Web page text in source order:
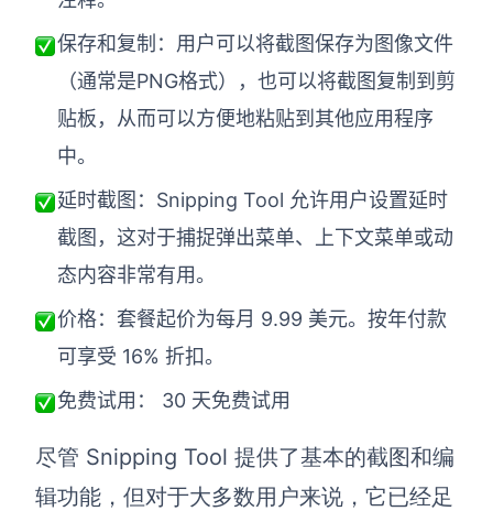
保存和复制：用户可以将截图保存为图像文件
（通常是PNG格式），也可以将截图复制到剪
贴板，从而可以方便地粘贴到其他应用程序
中。
延时截图：Snipping Tool 允许用户设置延时
截图，这对于捕捉弹出菜单、上下文菜单或动
态内容非常有用。
价格：套餐起价为每月 9.99 美元。按年付款
可享受 16% 折扣。
免费试用： 30 天免费试用
尽管 Snipping Tool 提供了基本的截图和编
辑功能，但对于大多数用户来说，它已经足